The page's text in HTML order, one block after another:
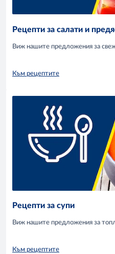
Рецепти за салати и
Виж нашите предложения за
Към рецептите
Рецепти за супи
Виж нашите предложения за
Към рецептите